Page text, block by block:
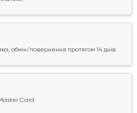
обмін/повернення протягом 14 днів.
Card